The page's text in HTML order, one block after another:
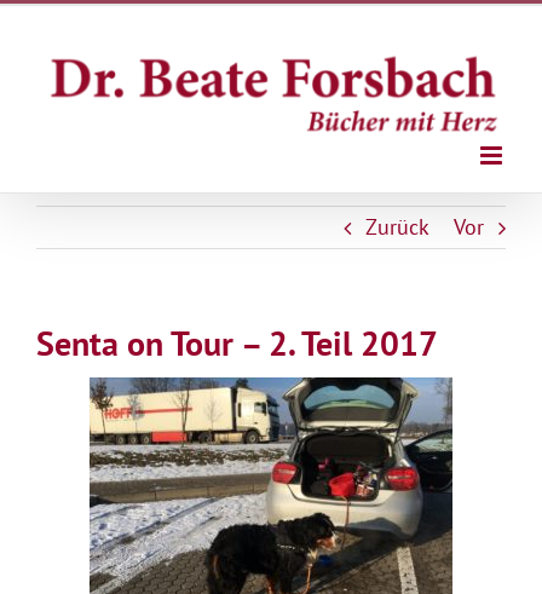
Zum
springen
Zurück Vor
Senta on Tour – 2. Teil 2017